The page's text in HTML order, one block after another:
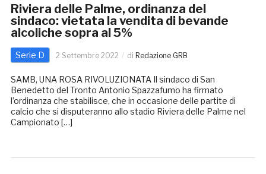
Riviera delle Palme, ordinanza del
sindaco: vietata la vendita di bevande
alcoliche sopra al 5%
Serie D 2 Settembre 2022 di Redazione GRB
SAMB, UNA ROSA RIVOLUZIONATA Il sindaco di San
Benedetto del Tronto Antonio Spazzafumo ha firmato
l’ordinanza che stabilisce, che in occasione delle partite di
calcio che si disputeranno allo stadio Riviera delle Palme nel
Campionato […]